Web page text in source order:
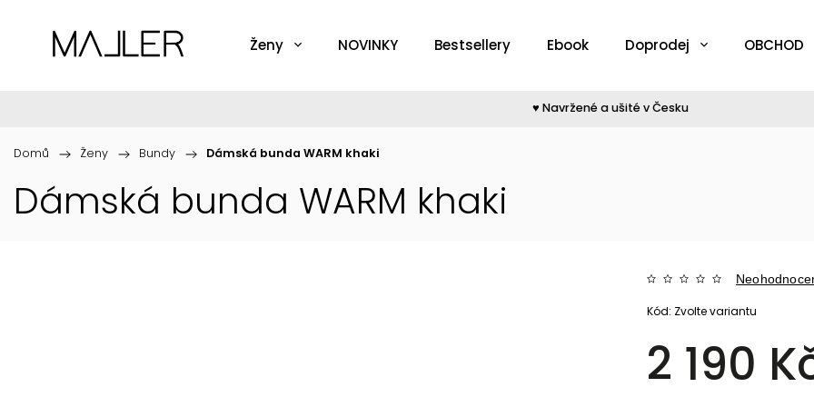
Ženy NOVINKY Bestsellery Ebook Doprodej OBCHOD
♥︎ Navržené a ušité v Česku
Domů / Ženy / Bundy / Dámská bunda WARM khaki
Dámská bunda WARM khaki
2 190
Kód: Zvolte variantu